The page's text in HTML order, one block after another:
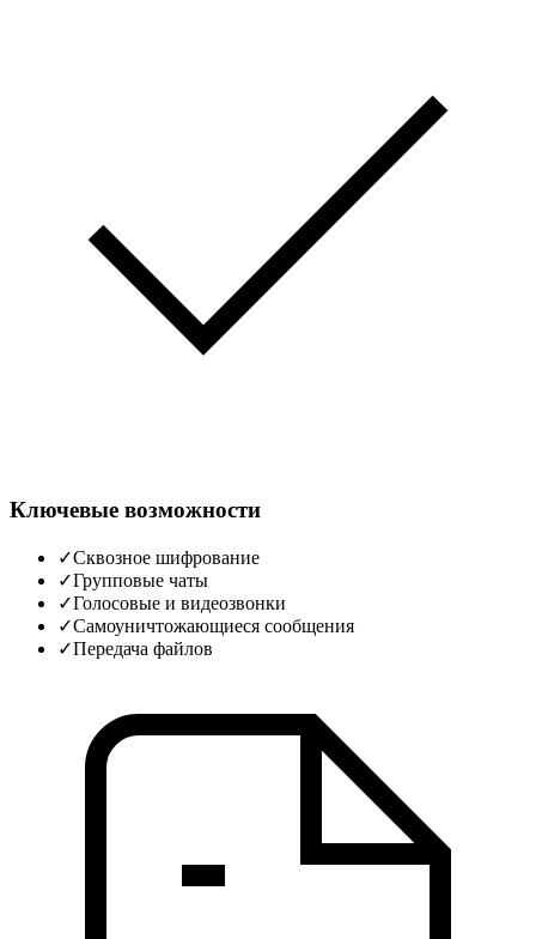
Ключевые возможности
✓Сквозное шифрование
✓Групповые чаты
✓Голосовые и видеозвонки
✓Самоуничтожающиеся сообщения
✓Передача файлов